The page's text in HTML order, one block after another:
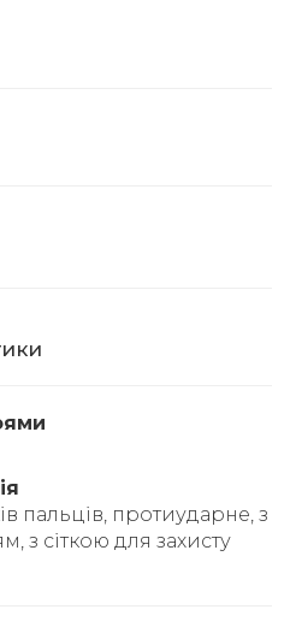
пальців, протиударне, з
з сіткою для захисту